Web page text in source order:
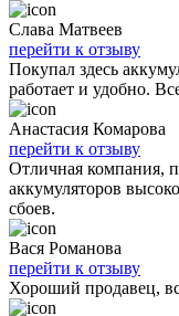
Слава Матвеев
перейти к отзыву
Покупал здесь
работает и удобно.
Анастасия Комарова
перейти к отзыву
Отличная компания,
аккумуляторов
сбоев.
Вася Романова
перейти к отзыву
Хороший продавец,